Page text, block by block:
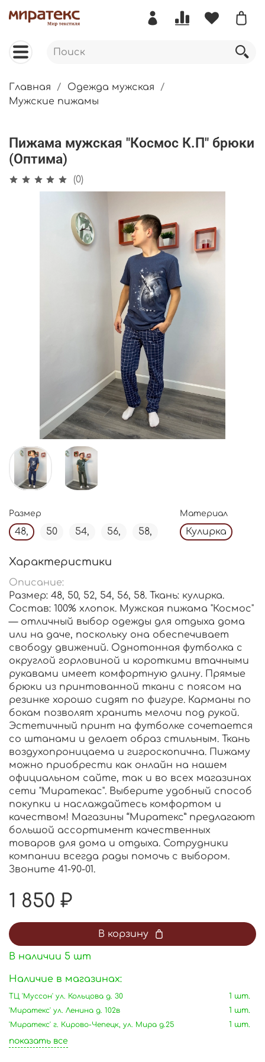
Главная
Одежда мужская
Мужские пижамы
Пижама мужская "Космос К.П" брюки
(Оптима)
(0)
Размер
48, 50 54, 56, 58,
Материал
Кулирка
Характеристики
Описание:
Размер: 48, 50, 52, 54, 56, 58. Ткань: кулирка.
Состав: 100% хлопок. Мужская пижама "Космос"
— отличный выбор одежды для отдыха дома
или на даче, поскольку она обеспечивает
свободу движений. Однотонная футболка с
округлой горловиной и короткими втачными
рукавами имеет комфортную длину. Прямые
брюки из принтованной ткани с поясом на
резинке хорошо сидят по фигуре. Карманы по
бокам позволят хранить мелочи под рукой.
Эстетичный принт на футболке сочетается
со штанами и делает образ стильным. Ткань
воздухопроницаема и гигроскопична. Пижаму
можно приобрести как онлайн на нашем
официальном сайте, так и во всех магазинах
сети "Миратекас". Выберите удобный способ
покупки и наслаждайтесь комфортом и
качеством! Магазины “Миратекс” предлагают
большой ассортимент качественных
товаров для дома и отдыха. Сотрудники
компании всегда рады помочь с выбором.
Звоните 41-90-01.
1 850 ₽
В корзину
В наличии 5 шт
Наличие в магазинах:
ТЦ 'Муссон' ул. Кольцова д. 30
1 шт.
'Миратекс' ул. Ленина д. 102в
1 шт.
'Миратекс' г. Кирово-Чепецк, ул. Мира д.25
1 шт.
показать все